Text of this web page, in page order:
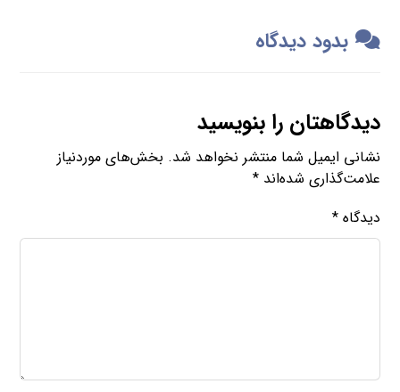
بدود دیدگاه
دیدگاهتان را بنویسید
نشانی ایمیل شما منتشر نخواهد شد. بخش‌های موردنیاز
علامت‌گذاری شده‌اند*
دیدگاه*